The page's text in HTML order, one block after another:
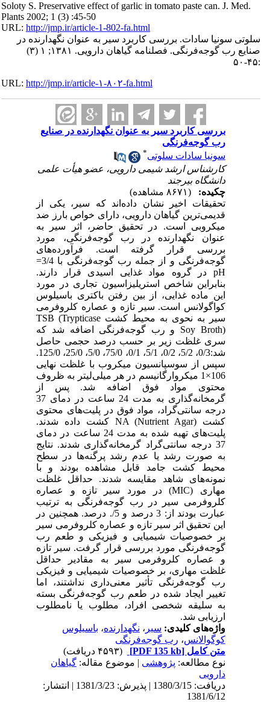
Soloty S. Preservative effect of garlic in tomato paste can. J. Med.
Plants 2002; 1 (3) :45-50
URL:http://jmp.ir/article-1-802-fa.html
سونیا سادات. بررسی کاربرد سیر به عنوان نگهدارنده در
صنایع رب گوجه‌فرنگی. فصلنامه گياهان دارویی. ۱۳۸۱; ۱ (۳)
URL:http://jmp.ir/article-۱-۸۰۲-fa.html
بررسی کاربرد سیر به عنوان نگهدارنده در صنایع
رب گوجه‌فرنگی
سونیا سادات سلوتی *
کارشناس ارشد شیمی دارویی، عضو هیأت علمی
دانشگاه بیرجند
چکیده:
(۸۶۷۱ مشاهده)
تحقیقات اخیر نشان داده‌اند که سیر، یکی از
قدیمی‌ترین گیاهان دارویی، دارای خواص بارز ضد
میکروبی است. در تحقیق حاضر، اثر سیر به
عنوان نگهدارنده در رب گوجه‌فرنگی، مورد
بررسی قرار گرفته است. فرآورده‌های
گوجه‌فرنگی و از جمله رب گوجه‌فرنگی با 3/4=
pH در گروه مواد غذایی اسیدی قرار دارند.
بنابراین شاخص استریلیزاسیون تجاری در مورد
این ماده غذایی، از بین رفتن باکتری باسیلوس
کواگولانس است. سیر تازه و عصاره کلروفرمی
سیر به نحوی به محیط کشت TSB (Trypticase
Soy Broth) و رب گوجه‌فرنگی اضافه شد که
سری غلظت زیر بر حسب درصد حجمی حاصل
شد:0/3، 5/2، 0/2، 5/1، 0/1، 75/0، 5/0، 25/0، 125/0.
سپس از سوسپانسیون میکروب با غلظت‌ نهایی
106×1 میکروارگانیسم در هر میلی‌لیتر به ظروف
محتوی مواد فوق اضافه شد. پس از
گرمخانه‌گذاری به مدت 24 ساعت در دمای 37
درجه سانتی‌گراد، مواد فوق در پلیت‌های محتوی
کشت NA (Nutrient Agar) کشت داده شدند.
پلیت‌های تهیه شده به مدت 24 ساعت در دمای
37 درجه سانتی‌گراد گرمخانه‌گذاری شدند. نتایج
به صورت رشد یا عدم رشد پرگنه‌ها در سطح
محیط کشت جامد قابل مشاهده بودند و با
نمونه‌های شاهد مقایسه شدند. حداقل غلظت
مهاری (MIC) در مورد سیر تازه و عصاره
کلروفرمی سیر در رب گوجه‌فرنگی به ترتیب
عبارت بودند از: 3 درصد و 5/. درصد. همچنین در
این تحقیق اثر سیر تازه و عصاره کلروفرمی سیر
بر خصوصیات شیمیایی و فیزیکی و طعم رب
گوجه‌فرنگی مورد بررسی قرار گرفت. سیر تازه
و عصاره کلروفرمی سیر به مقادیر حداقل
غلظت مهاری، بر خصوصیات شیمیایی و فیزیکی
رب گوجه‌فرنگی تأثیر معنی‌داری نداشتند، اما
تغییر ایجاد شده در طعم رب گوجه‌فرنگی بسته
به سلیقه شخصی افراد، مطلوب یا نامطلوب
ارزیابی شد.
واژه‌های کلیدی:سیر،نگهدارنده ،باسیلوس
کوگوالانس،رب گوجه‌فرنگی
متن کامل[PDF 135 kb]
(۴۵۹۳ دریافت)
نوع مطالعه:پژوهشی| موضوع مقاله:گياهان
دارویی
دریافت: 1380/3/15 | پذیرش: 1381/3/23 | انتشار:
1381/6/12